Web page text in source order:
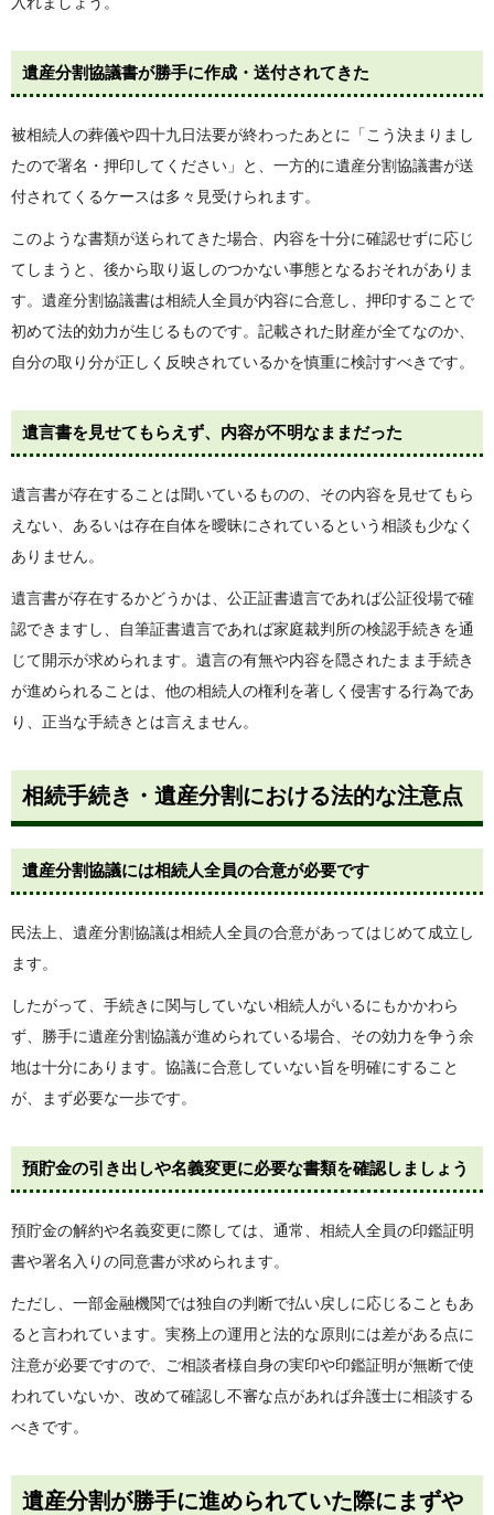
遺産分割協議書が勝手に作成・送付されてきた
被相続人の葬儀や四十九日法要が終わったあとに「こう決まりまし
たので署名・押印してください」と、一方的に遺産分割協議書が送
付されてくるケースは多々見受けられます。
このような書類が送られてきた場合、内容を十分に確認せずに応じ
てしまうと、後から取り返しのつかない事態となるおそれがありま
す。遺産分割協議書は相続人全員が内容に合意し、押印することで
初めて法的効力が生じるものです。記載された財産が全てなのか、
自分の取り分が正しく反映されているかを慎重に検討すべきです。
遺言書を見せてもらえず、内容が不明なままだった
遺言書が存在することは聞いているものの、その内容を見せてもら
えない、あるいは存在自体を曖昧にされているという相談も少なく
ありません。
遺言書が存在するかどうかは、公正証書遺言であれば公証役場で確
認できますし、自筆証書遺言であれば家庭裁判所の検認手続きを通
じて開示が求められます。遺言の有無や内容を隠されたまま手続き
が進められることは、他の相続人の権利を著しく侵害する行為であ
り、正当な手続きとは言えません。
相続手続き・遺産分割における法的な注意点
遺産分割協議には相続人全員の合意が必要です
民法上、遺産分割協議は相続人全員の合意があってはじめて成立し
ます。
したがって、手続きに関与していない相続人がいるにもかかわら
ず、勝手に遺産分割協議が進められている場合、その効力を争う余
地は十分にあります。協議に合意していない旨を明確にすること
が、まず必要な一歩です。
預貯金の引き出しや名義変更に必要な書類を確認しましょう
預貯金の解約や名義変更に際しては、通常、相続人全員の印鑑証明
書や署名入りの同意書が求められます。
ただし、一部金融機関では独自の判断で払い戻しに応じることもあ
ると言われています。実務上の運用と法的な原則には差がある点に
注意が必要ですので、ご相談者様自身の実印や印鑑証明が無断で使
われていないか、改めて確認し不審な点があれば弁護士に相談する
べきです。
遺産分割が勝手に進められていた際にまずや